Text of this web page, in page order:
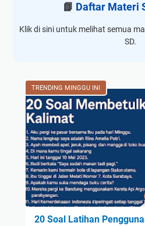
📘 Daftar Materi
Klik di sini untuk melihat semua
SD.
TRENDING MINGGU INI
20 Soal Latihan